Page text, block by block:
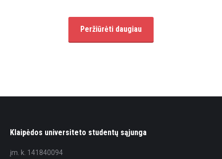
Peržiūrėti daugiau
Klaipėdos universiteto studentų sąjunga
įm. k. 141840094